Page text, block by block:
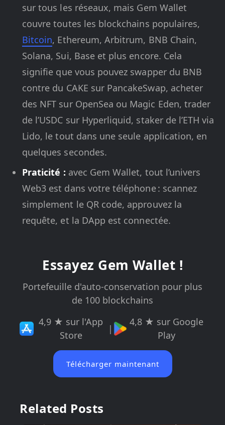
sur tous les réseaux, mais Gem Wallet
couvre toutes les blockchains populaires,
Bitcoin, Ethereum, Arbitrum, BNB Chain,
Solana, Sui, Base et plus encore. Cela
signifie que vous pouvez swapper du BNB
contre du CAKE sur PancakeSwap, acheter
des NFT sur OpenSea ou Magic Eden, trader
de l’USDC sur Hyperliquid, staker de l’ETH via
Lido, le tout dans une seule application, en
quelques secondes.
Praticité : avec Gem Wallet, tout l’univers
Web3 est dans votre téléphone : scannez
simplement le QR code, approuvez la
requête, et la DApp est connectée.
Essayez Gem Wallet !
Portefeuille d'auto-conservation pour plus
de 100 blockchains
4,9 ★ sur l'App
Store
|
4,8 ★ sur Google
Play
Télécharger maintenant
Related Posts